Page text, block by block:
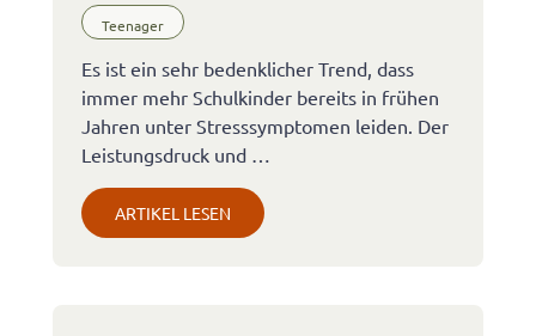
Teenager
Es ist ein sehr bedenklicher Trend, dass
immer mehr Schulkinder bereits in frühen
Jahren unter Stresssymptomen leiden. Der
Leistungsdruck und …
ARTIKEL LESEN